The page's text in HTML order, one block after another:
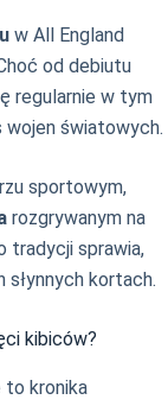
w All England
od debiutu
regularnie w tym
wojen światowych.
sportowym,
rozgrywanym na
tradycji sprawia,
kortach.
kibiców?
to kronika